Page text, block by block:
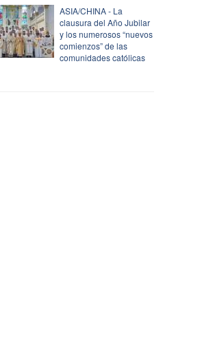
ASIA/CHINA - La
clausura del Año Jubilar
y los numerosos “nuevos
comienzos” de las
comunidades católicas